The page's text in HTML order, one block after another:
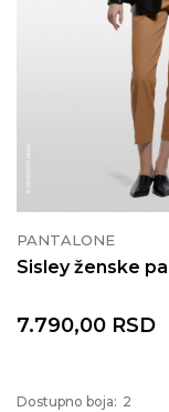
PANTALONE
Sisley ženske
7.790,00 RSD
Dostupno boja: 2